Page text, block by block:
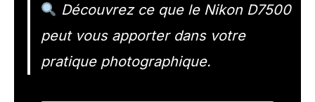
Découvrez ce que le Nikon D7500
peut vous apporter dans votre
pratique photographique.